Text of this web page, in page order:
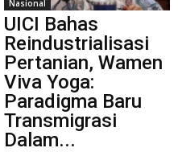
Nasional
UICI Bahas
Reindustrialisasi
Pertanian, Wamen
Viva Yoga:
Paradigma Baru
Transmigrasi
Dalam...